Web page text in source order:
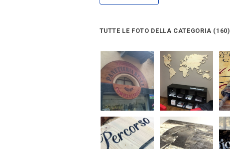
TUTTE LE FOTO DELLA CATEGORIA (160)